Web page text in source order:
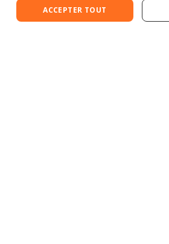
Termes & conditions
Charte de confidentialité
ACCEPTER TOUT